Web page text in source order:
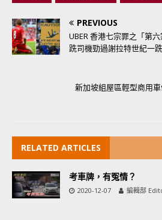
PREVIOUS
UBER 香港七宗罪之「第
跣司機勁過謝拉特世紀一跣
新加坡組屋區輕型商用
RELATED ARTICLES
考車牌，有冤情？
2020-12-07 編輯部